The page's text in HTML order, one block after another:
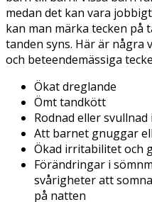
medan det kan vara
kan man märka tecken
tanden syns. Här är några
och beteendemässiga
Ökat dreglande
Ömt tandkött
Rodnad eller
Att barnet gnuggar
Ökad irritabilitet och
Förändringar i
svårigheter att
på natten